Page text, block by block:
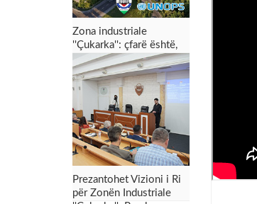
Zona industriale
''Çukarka'': çfarë është,
për çfarë shërben dhe
çfarë mund t’i sjellë
Preshevës
Prezantohet Vizioni i Ri
për Zonën Industriale